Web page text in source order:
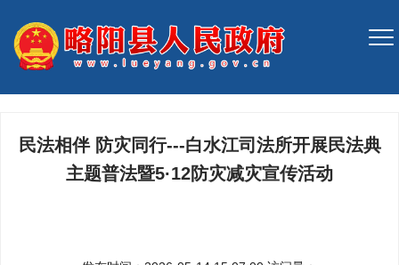
民法相伴 防灾同行---白水江司法所开展民法典
主题普法暨5·12防灾减灾宣传活动